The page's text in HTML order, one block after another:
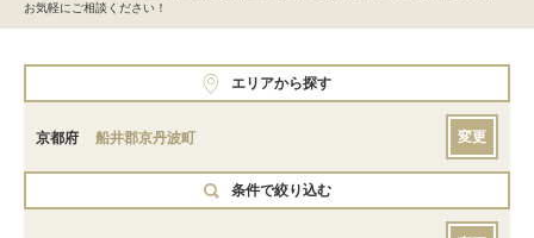
お気軽にご相談ください！
エリアから探す
京都府 船井郡京丹波町 変更
条件で絞り込む